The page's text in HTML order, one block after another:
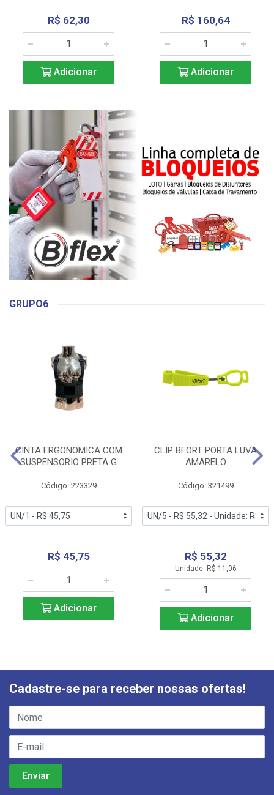
R$ 62,30
Adicionar
R$ 160,64
Adicionar
GRUPO6
CINTA ERGONOMICA COM
SUSPENSORIO PRETA G
Código: 223329
R$ 45,75
Adicionar
CLIP BFORT PORTA LUVA
AMARELO
Código: 321499
R$ 55,32
Unidade: R$ 11,06
Adicionar
Cadastre-se para receber nossas ofertas!